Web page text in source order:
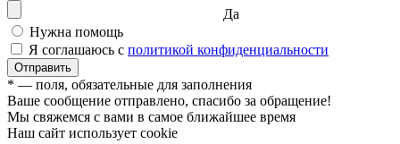
Да
Нужна помощь
Я соглашаюсь с политикой конфиденциальности
Отправить
* — поля, обязательные для заполнения
Ваше сообщение отправлено, спасибо за обращение!
Мы свяжемся с вами в самое ближайшее время
Наш сайт использует cookie